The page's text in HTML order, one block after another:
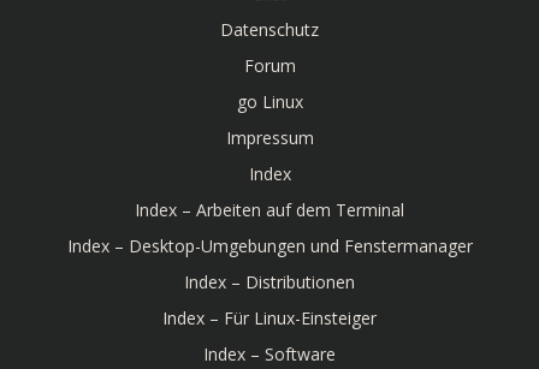
Datenschutz
Forum
go Linux
Impressum
Index
Index – Arbeiten auf dem Terminal
Index – Desktop-Umgebungen und Fenstermanager
Index – Distributionen
Index – Für Linux-Einsteiger
Index – Software